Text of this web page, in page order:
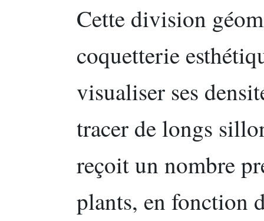
Cette division
coquetterie
visualiser ses
tracer de longs
reçoit un nombre
plants, en fonction